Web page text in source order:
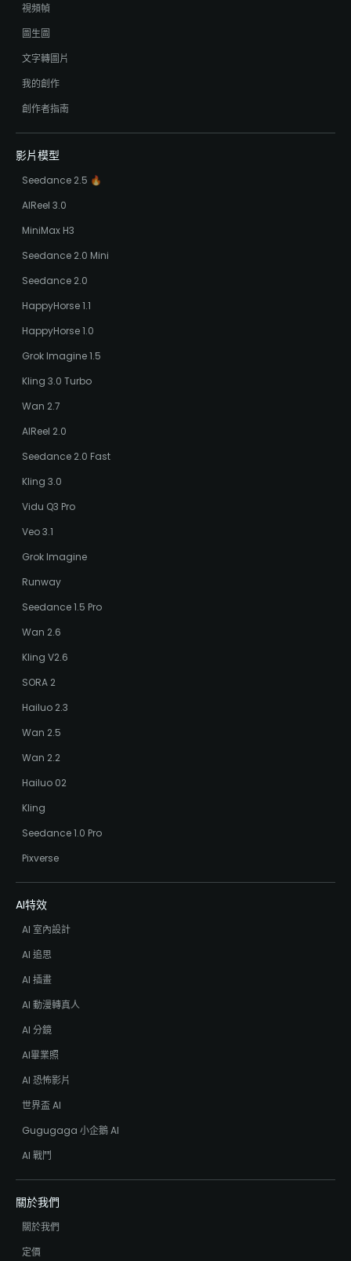
視頻幀
圖生圖
文字轉圖片
我的創作
創作者指南
影片模型
Seedance 2.5 🔥
AIReel 3.0
MiniMax H3
Seedance 2.0 Mini
Seedance 2.0
HappyHorse 1.1
HappyHorse 1.0
Grok Imagine 1.5
Kling 3.0 Turbo
Wan 2.7
AIReel 2.0
Seedance 2.0 Fast
Kling 3.0
Vidu Q3 Pro
Veo 3.1
Grok Imagine
Runway
Seedance 1.5 Pro
Wan 2.6
Kling V2.6
SORA 2
Hailuo 2.3
Wan 2.5
Wan 2.2
Hailuo 02
Kling
Seedance 1.0 Pro
Pixverse
AI特效
AI 室內設計
AI 追思
AI 插畫
AI 動漫轉真人
AI 分鏡
AI畢業照
AI 恐怖影片
世界盃 AI
Gugugaga 小企鵝 AI
AI 戰鬥
關於我們
關於我們
定價